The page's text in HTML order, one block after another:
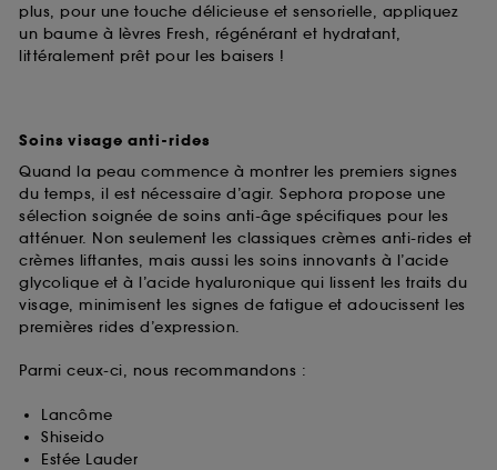
plus, pour une touche délicieuse et sensorielle, appliquez
un baume à lèvres Fresh, régénérant et hydratant,
littéralement prêt pour les baisers !
Soins visage anti-rides
Quand la peau commence à montrer les premiers signes
du temps, il est nécessaire d’agir. Sephora propose une
sélection soignée de soins anti-âge spécifiques pour les
atténuer. Non seulement les classiques crèmes anti-rides et
crèmes liftantes, mais aussi les soins innovants à l’acide
glycolique et à l’acide hyaluronique qui lissent les traits du
visage, minimisent les signes de fatigue et adoucissent les
premières rides d’expression.
Parmi ceux-ci, nous recommandons :
Lancôme
Shiseido
Estée Lauder